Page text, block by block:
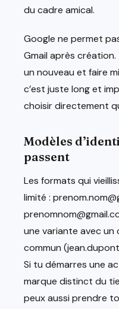
du cadre amical.
Google ne permet
Gmail après
un nouveau et faire
c’est juste long et
choisir directement
Modèles
passent
Les formats qui
limité :
une variante avec un
commun
Si tu démarres une
marque distinct du
peux aussi prendre